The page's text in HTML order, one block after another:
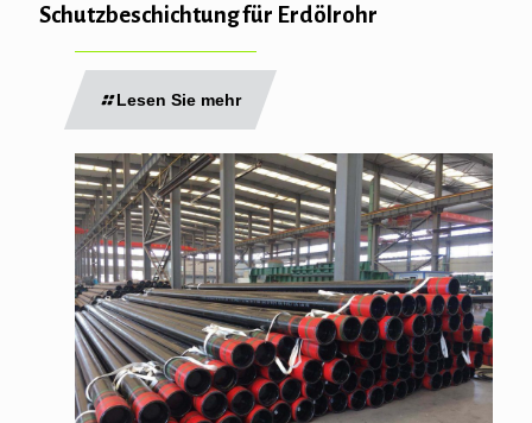
Schutzbeschichtung für Erdölrohr
Lesen Sie mehr